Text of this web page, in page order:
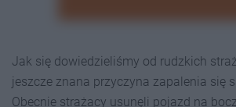
Jak się dowiedzieliśmy od rudzkich
jeszcze znana przyczyna zapalenia się
Obecnie strażacy usunęli pojazd na